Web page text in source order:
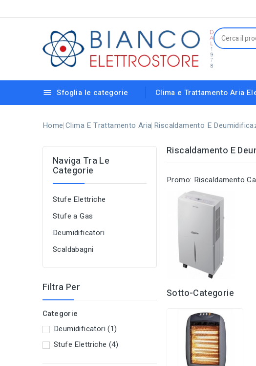
 Sfoglia le categorie Clima e Trattamento Aria
Home Clima E Trattamento Aria Riscaldamento E
Naviga Tra Le
Categorie
Stufe Elettriche
Stufe a Gas
Deumidificatori
Scaldabagni
Filtra Per
Categorie
Deumidificatori(1)
Stufe Elettriche (4)
Riscaldamento E
Promo: Riscaldamento
Sotto-Categorie